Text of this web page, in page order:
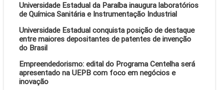
Universidade Estadual da Paraíba inaugura laboratórios
de Química Sanitária e Instrumentação Industrial
Universidade Estadual conquista posição de destaque
entre maiores depositantes de patentes de invenção
do Brasil
Empreendedorismo: edital do Programa Centelha será
apresentado na UEPB com foco em negócios e
inovação